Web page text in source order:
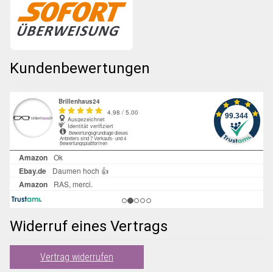
Kundenbewertungen
Widerruf eines Vertrags
Vertrag widerrufen